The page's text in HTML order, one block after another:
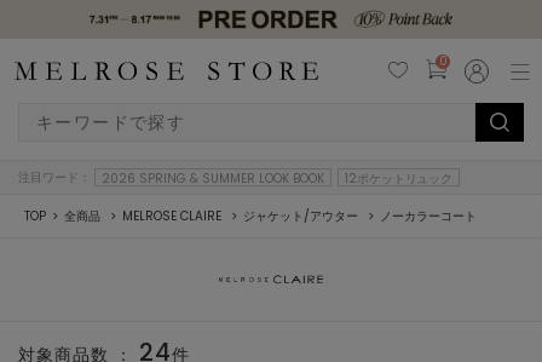
0
注目ワード： 2026 SPRING & SUMMER LOOK BOOK 12ポケットリュック
TOP 全商品 MELROSE CLAIRE ジャケット/アウター ノーカラーコート
対象商品数 ： 24件